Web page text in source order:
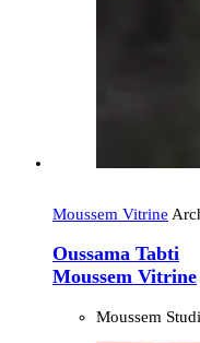
Moussem Vitrine
Oussama Tabti
Moussem Vitrine
Moussem